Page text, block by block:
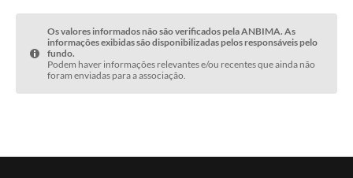
Os valores informados não são verificados pela ANBIMA. As
informações exibidas são disponibilizadas pelos responsáveis pelo
fundo.
Podem haver informações relevantes e/ou recentes que ainda não
foram enviadas para a associação.